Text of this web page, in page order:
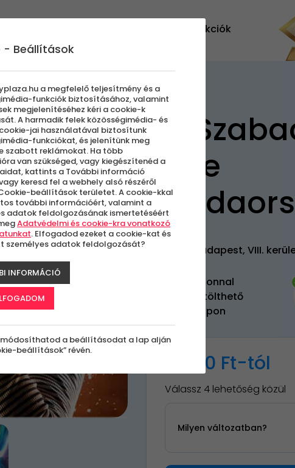
Akciók
VR
Alice
Budapest, VIII.
Azonnal
letölthető
kupon
9 250 Ft-tól
Válassz 4 lehetőség közül
Milyen változatban?
- Beállítások
a megfelelő teljesítmény és a
funkciók biztosításához, valamint
megjelenítéséhez kéri a cookie-k
A harmadik felek közösségimédia- és
jai használatával biztosítunk
funkciókat, és jelenítünk meg
szabott reklámokat. Ha több
van szükséged, vagy kiegészítenéd a
kattints a További információ
keresd fel a webhely alsó részéről
beállítások területet. A cookie-kkal
további információért, valamint a
adatok feldolgozásának ismertetéséért
Adatvédelmi és cookie-kra vonatkozó
. Elfogadod ezeket a cookie-kat és
személyes adatok feldolgozását?
INFORMÁCIÓ
módosíthatod a beállításodat a lap alján
beállítások” révén.